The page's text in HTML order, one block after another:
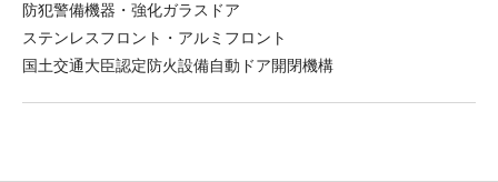
防犯警備機器・強化ガラスドア
ステンレスフロント・アルミフロント
国土交通大臣認定防火設備自動ドア開閉機構